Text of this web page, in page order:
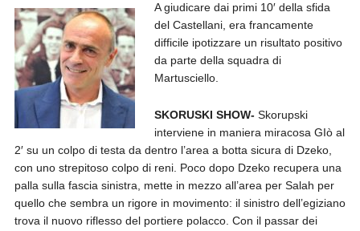
A giudicare dai primi 10′ della sfida
del Castellani, era francamente
difficile ipotizzare un risultato positivo
da parte della squadra di
Martusciello.
SKORUSKI SHOW- Skorupski
interviene in maniera miracosa GIò al
2′ su un colpo di testa da dentro l’area a botta sicura di Dzeko,
con uno strepitoso colpo di reni. Poco dopo Dzeko recupera una
palla sulla fascia sinistra, mette in mezzo all’area per Salah per
quello che sembra un rigore in movimento: il sinistro dell’egiziano
trova il nuovo riflesso del portiere polacco. Con il passar dei